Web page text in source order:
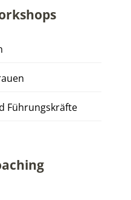
Führungskräfte